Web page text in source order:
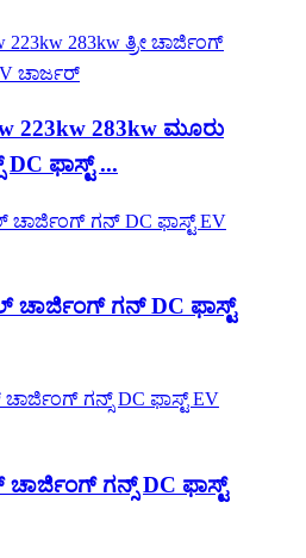
223kw 283kw ಮೂರು
ಫಾಸ್ಟ್ ...
ಚಾರ್ಜಿಂಗ್ ಗನ್ DC ಫಾಸ್ಟ್
ಗನ್ಸ್ DC ಫಾಸ್ಟ್